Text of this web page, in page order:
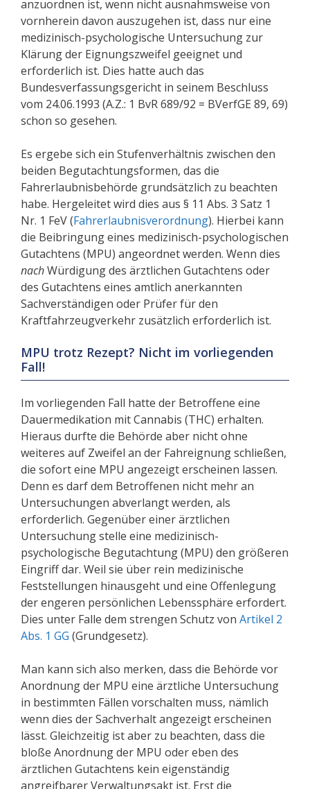
anzuordnen ist, wenn nicht ausnahmsweise von
vornherein davon auszugehen ist, dass nur eine
medizinisch-psychologische Untersuchung zur
Klärung der Eignungszweifel geeignet und
erforderlich ist. Dies hatte auch das
Bundesverfassungsgericht in seinem Beschluss
vom 24.06.1993 (A.Z.: 1 BvR 689/92 = BVerfGE 89, 69)
schon so gesehen.
Es ergebe sich ein Stufenverhältnis zwischen den
beiden Begutachtungsformen, das die
Fahrerlaubnisbehörde grundsätzlich zu beachten
habe. Hergeleitet wird dies aus § 11 Abs. 3 Satz 1
Nr. 1 FeV (Fahrerlaubnisverordnung). Hierbei kann
die Beibringung eines medizinisch-psychologischen
Gutachtens (MPU) angeordnet werden. Wenn dies
nachWürdigung des ärztlichen Gutachtens oder
des Gutachtens eines amtlich anerkannten
Sachverständigen oder Prüfer für den
Kraftfahrzeugverkehr zusätzlich erforderlich ist.
MPU trotz Rezept? Nicht im vorliegenden
Fall!
Im vorliegenden Fall hatte der Betroffene eine
Dauermedikation mit Cannabis (THC) erhalten.
Hieraus durfte die Behörde aber nicht ohne
weiteres auf Zweifel an der Fahreignung schließen,
die sofort eine MPU angezeigt erscheinen lassen.
Denn es darf dem Betroffenen nicht mehr an
Untersuchungen abverlangt werden, als
erforderlich. Gegenüber einer ärztlichen
Untersuchung stelle eine medizinisch-
psychologische Begutachtung (MPU) den größeren
Eingriff dar. Weil sie über rein medizinische
Feststellungen hinausgeht und eine Offenlegung
der engeren persönlichen Lebenssphäre erfordert.
Dies unter Falle dem strengen Schutz von Artikel 2
Abs. 1 GG (Grundgesetz).
Man kann sich also merken, dass die Behörde vor
Anordnung der MPU eine ärztliche Untersuchung
in bestimmten Fällen vorschalten muss, nämlich
wenn dies der Sachverhalt angezeigt erscheinen
lässt. Gleichzeitig ist aber zu beachten, dass die
bloße Anordnung der MPU oder eben des
ärztlichen Gutachtens kein eigenständig
angreifbarer Verwaltungsakt ist. Erst die